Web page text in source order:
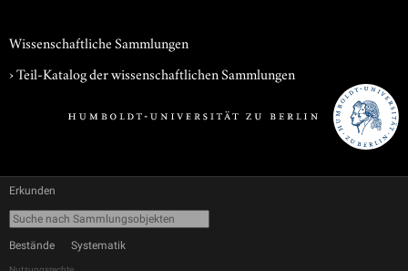
Wissenschaftliche Sammlungen
› Teil-Katalog der wissenschaftlichen Sammlungen
Erkunden
Bestände Systematik